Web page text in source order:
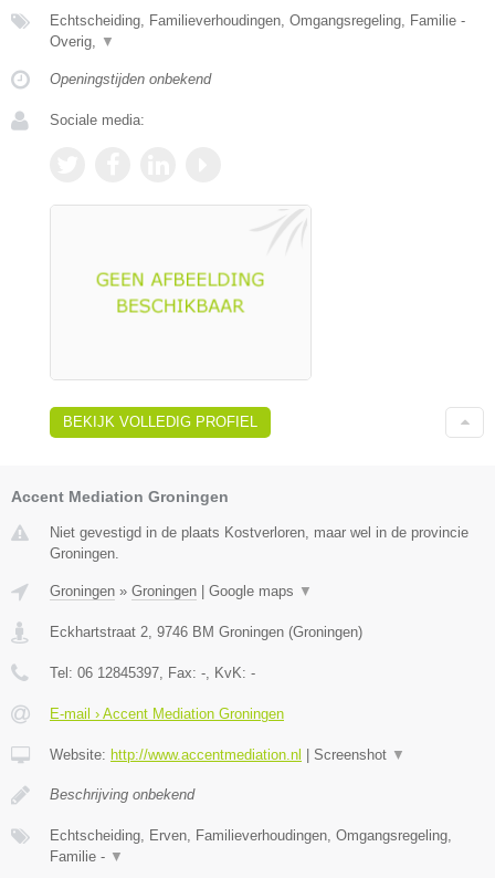
Echtscheiding, Familieverhoudingen, Omgangsregeling, Familie -
Overig,
▼
Openingstijden onbekend
Sociale media:
BEKIJK VOLLEDIG PROFIEL
Accent Mediation Groningen
Niet gevestigd in de plaats Kostverloren, maar wel in de provincie
Groningen.
Groningen » Groningen | Google maps ▼
Eckhartstraat 2 9746 BM Groningen (Groningen)
Tel: 06 12845397 , Fax: - , KvK: -
E-mail › Accent Mediation Groningen
Website: http://www.accentmediation.nl | Screenshot ▼
Beschrijving onbekend
Echtscheiding, Erven, Familieverhoudingen, Omgangsregeling,
Familie - ▼